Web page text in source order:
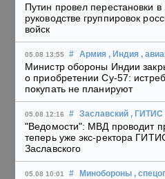
Путин провел перестановки в
руководстве группировок
войск
05.08 13:55 # Армия , Индия ,
Министр обороны Индии
о приобретении Су-57:
покупать не планируют
05.08 12:16 # Заславский , ГИТИС
"Ведомости": МВД проводит
теперь уже экс-ректора
Заславского
05.08 10:01 # Минобороны ,